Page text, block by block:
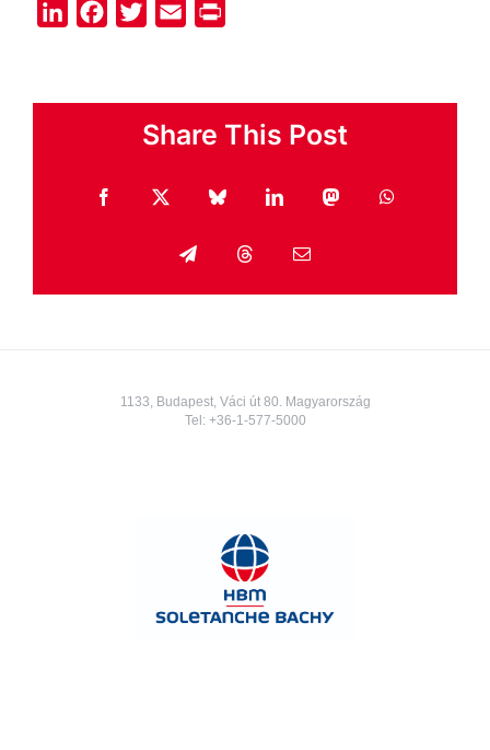
LinkedInFacebook
Twitter Email
Share This Post
Facebook
X BlueskyLinkedInMastodonWhatsApp
TelegramThreadsE-
1133, Budapest, Váci út 80. Magyarország
Tel: +36-1-577-5000